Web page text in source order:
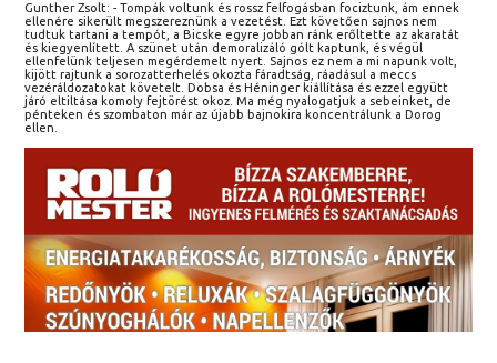
Gunther Zsolt: - Tompák voltunk és rossz felfogásban fociztunk, ám ennek
ellenére sikerült megszereznünk a vezetést. Ezt követően sajnos nem
tudtuk tartani a tempót, a Bicske egyre jobban ránk erőltette az akaratát
és kiegyenlített. A szünet után demoralizáló gólt kaptunk, és végül
ellenfelünk teljesen megérdemelt nyert. Sajnos ez nem a mi napunk volt,
kijött rajtunk a sorozatterhelés okozta fáradtság, ráadásul a meccs
vezéráldozatokat követelt. Dobsa és Héninger kiállítása és ezzel együtt
járó eltiltása komoly fejtörést okoz. Ma még nyalogatjuk a sebeinket, de
pénteken és szombaton már az újabb bajnokira koncentrálunk a Dorog
ellen.